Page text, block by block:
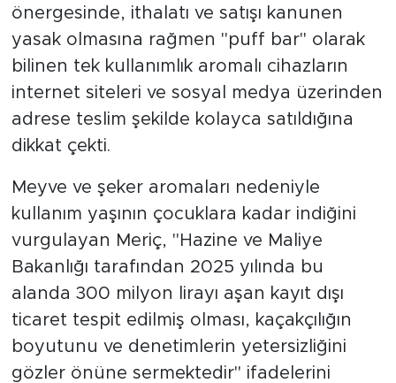
önergesinde, ithalatı ve satışı kanunen
yasak olmasına rağmen "puff bar" olarak
bilinen tek kullanımlık aromalı cihazların
internet siteleri ve sosyal medya üzerinden
adrese teslim şekilde kolayca satıldığına
dikkat çekti.
Meyve ve şeker aromaları nedeniyle
kullanım yaşının çocuklara kadar indiğini
vurgulayan Meriç, "Hazine ve Maliye
Bakanlığı tarafından 2025 yılında bu
alanda 300 milyon lirayı aşan kayıt dışı
ticaret tespit edilmiş olması, kaçakçılığın
boyutunu ve denetimlerin yetersizliğini
gözler önüne sermektedir" ifadelerini